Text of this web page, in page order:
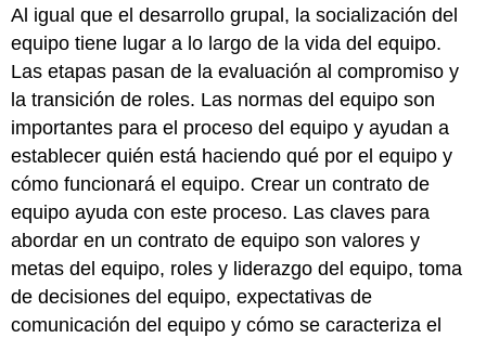
Al igual que el desarrollo grupal, la socialización del
equipo tiene lugar a lo largo de la vida del equipo.
Las etapas pasan de la evaluación al compromiso y
la transición de roles. Las normas del equipo son
importantes para el proceso del equipo y ayudan a
establecer quién está haciendo qué por el equipo y
cómo funcionará el equipo. Crear un contrato de
equipo ayuda con este proceso. Las claves para
abordar en un contrato de equipo son valores y
metas del equipo, roles y liderazgo del equipo, toma
de decisiones del equipo, expectativas de
comunicación del equipo y cómo se caracteriza el